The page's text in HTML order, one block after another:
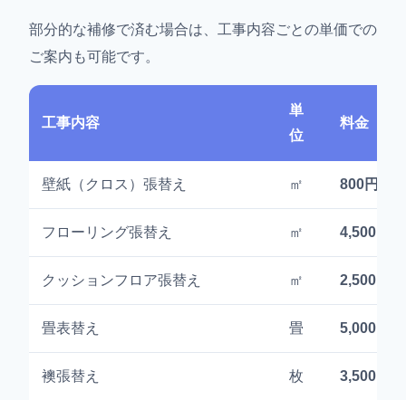
部分的な補修で済む場合は、工事内容ごとの単価での
ご案内も可能です。
工事内容
単
位
料金（税
壁紙（クロス）張替え ㎡ 800円〜
フローリング張替え ㎡ 4,500円
クッションフロア張替え ㎡ 2,500円
畳表替え 畳 5,000円
襖張替え 枚 3,500円